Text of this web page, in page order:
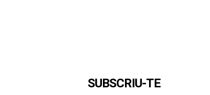
SUBSCRIU-TE